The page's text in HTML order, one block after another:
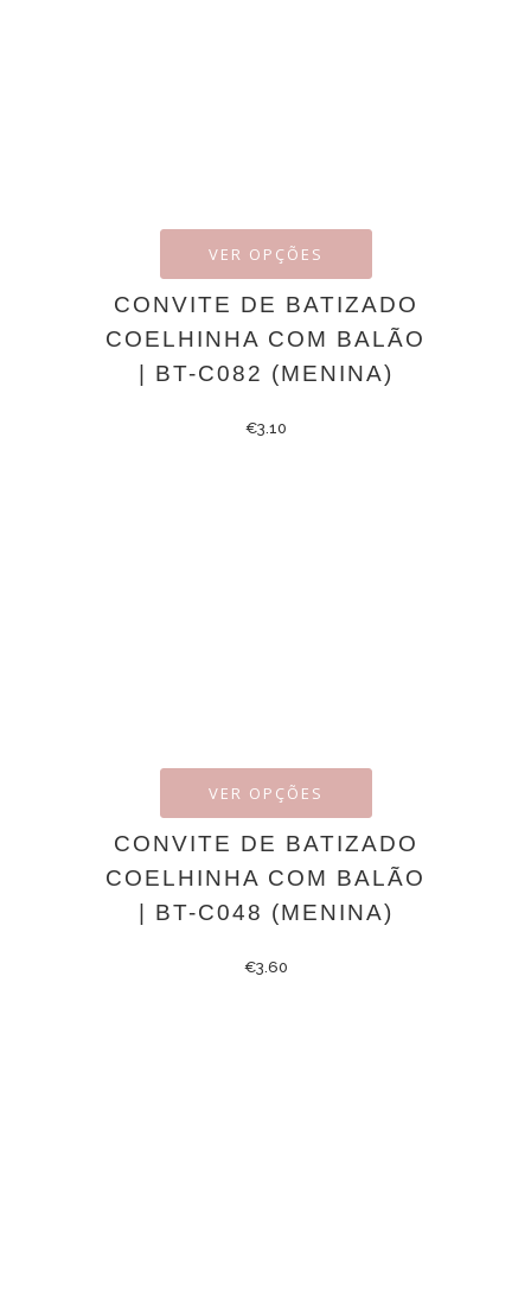
VER OPÇÕES
CONVITE DE BATIZADO
COELHINHA COM BALÃO
| BT-C082 (MENINA)
€3.10
VER OPÇÕES
CONVITE DE BATIZADO
COELHINHA COM BALÃO
| BT-C048 (MENINA)
€3.60